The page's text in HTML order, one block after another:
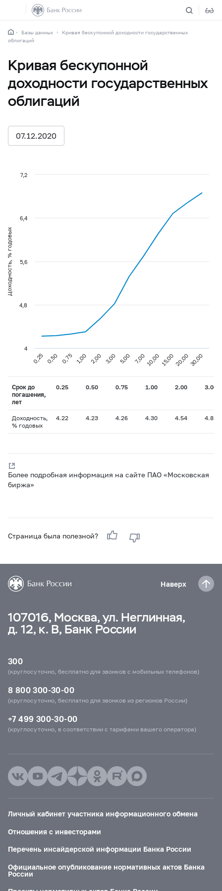
Базы данных
Кривая бескупонной доходности государственных
облигаций
Кривая бескупонной
доходности государственных
облигаций
07.12.2020
Доходность, % годовых
0,25 0,50 0,75 1,00 2,00 3,00 5,00 7,00 10,00 15,0020,0030,00
4
4,8
5,6
6,4
7,2
Срок до
погашения,
лет
0.25 0.50 0.75 1.00 2.00 3.00
Доходность,
% годовых
4.22 4.23 4.26 4.30 4.54 4.82
Более подробная информация на сайте ПАО «Московская
биржа»
Страница была полезной?
Наверх
107016, Москва, ул. Неглинная,
д. 12, к. В, Банк России
300
(круглосуточно, бесплатно для звонков с мобильных телефонов)
8 800 300-30-00
(круглосуточно, бесплатно для звонков из регионов России)
+7 499 300-30-00
(круглосуточно, в соответствии с тарифами вашего оператора)
Личный кабинет участника информационного обмена
Отношения с инвесторами
Перечень инсайдерской информации Банка России
Официальное опубликование нормативных актов Банка
России